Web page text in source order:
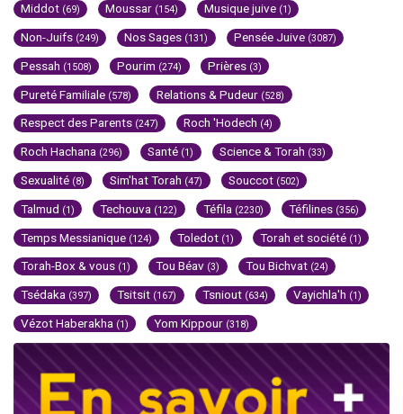
Middot (69) Moussar (154) Musique juive (1)
Non-Juifs (249) Nos Sages (131) Pensée Juive (3087)
Pessah (1508) Pourim (274) Prières (3)
Pureté Familiale (578) Relations & Pudeur (528)
Respect des Parents (247) Roch 'Hodech (4)
Roch Hachana (296) Santé (1) Science & Torah (33)
Sexualité (8) Sim'hat Torah (47) Souccot (502)
Talmud (1) Techouva (122) Téfila (2230) Téfilines (356)
Temps Messianique (124) Toledot (1) Torah et société (1)
Torah-Box & vous (1) Tou Béav (3) Tou Bichvat (24)
Tsédaka (397) Tsitsit (167) Tsniout (634) Vayichla'h (1)
Vézot Haberakha (1) Yom Kippour (318)